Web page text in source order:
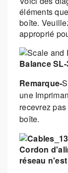
éléments
boîte.
approprié
Balance
Remarque-
une
recevrez
boîte.
Cordon
réseau